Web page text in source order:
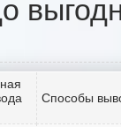
Способы